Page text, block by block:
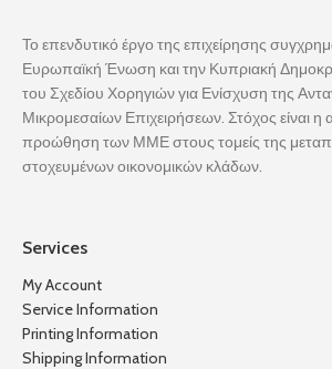
Το επενδυτικό έργο της επιχείρησης
Ευρωπαϊκή Ένωση και την Κυπριακή
του Σχεδίου Χορηγιών για Ενίσχυση της
Μικρομεσαίων Επιχειρήσεων. Στόχος είναι η
προώθηση των ΜΜΕ στους τομείς της
στοχευμένων οικονομικών κλάδων.
Services
My Account
Service Information
Printing Information
Shipping Information